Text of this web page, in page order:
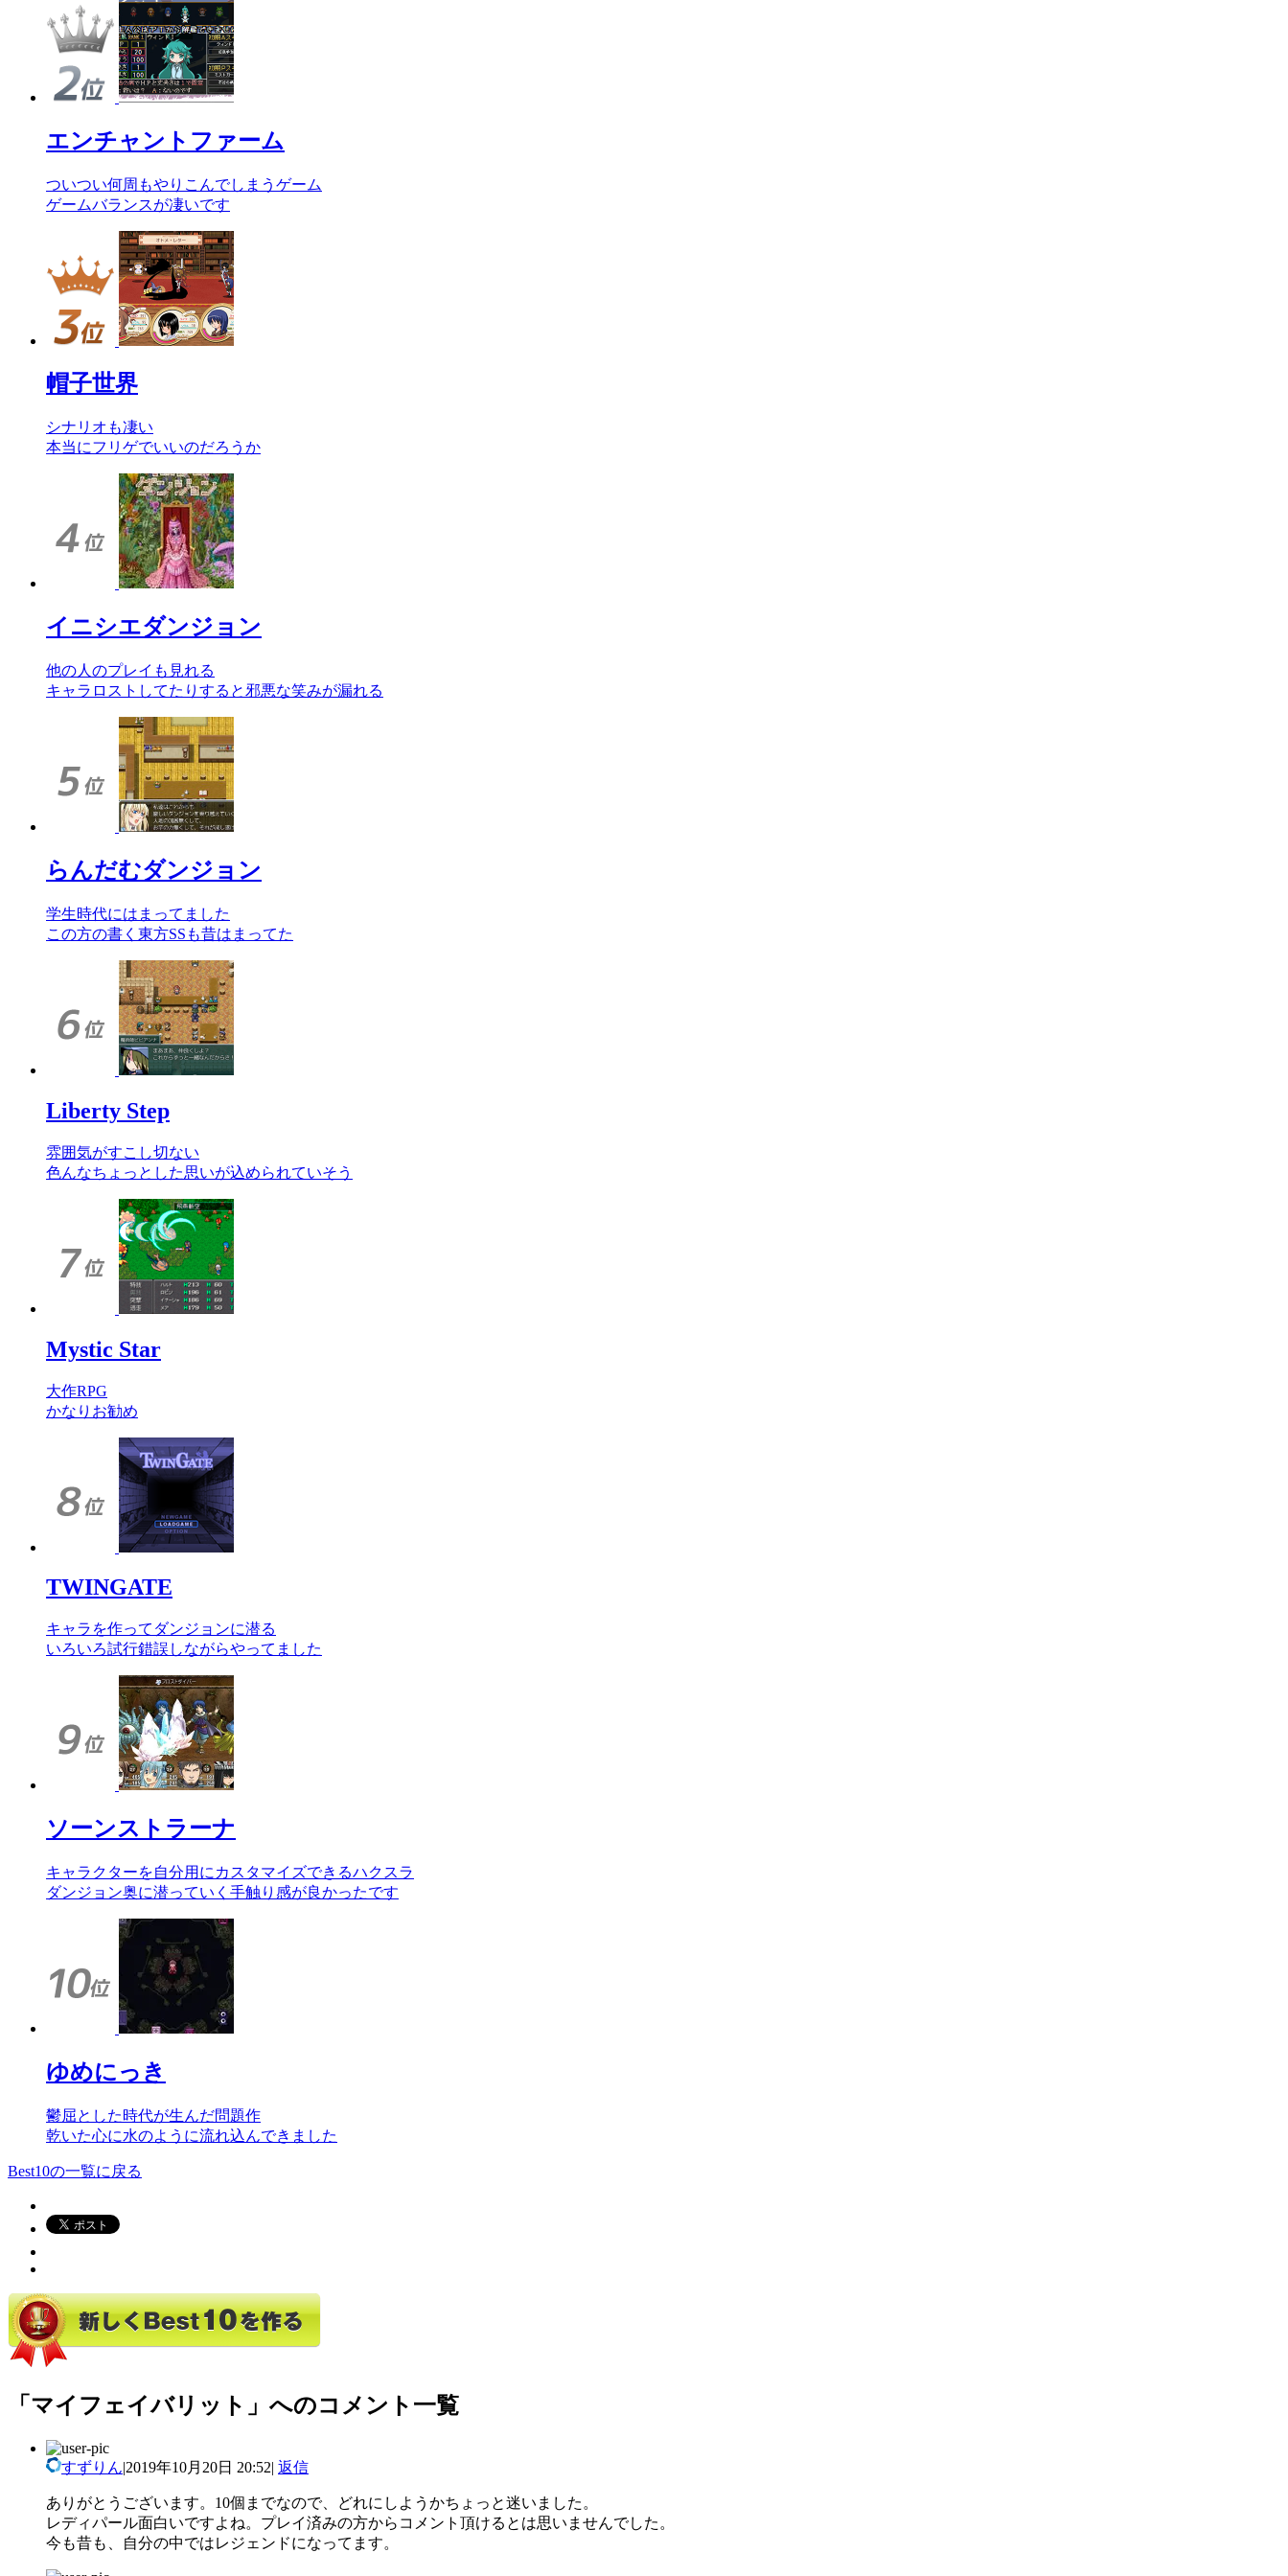
エンチャントファーム
ついつい何周もやりこんでしまうゲーム
ゲームバランスが凄いです
帽子世界
シナリオも凄い
本当にフリゲでいいのだろうか
イニシエダンジョン
他の人のプレイも見れる
キャラロストしてたりすると邪悪な笑みが漏れる
らんだむダンジョン
学生時代にはまってました
この方の書く東方SSも昔はまってた
Liberty Step
雰囲気がすこし切ない
色んなちょっとした思いが込められていそう
Mystic Star
大作RPG
かなりお勧め
TWINGATE
キャラを作ってダンジョンに潜る
いろいろ試行錯誤しながらやってました
ソーンストラーナ
キャラクターを自分用にカスタマイズできるハクスラ
ダンジョン奥に潜っていく手触り感が良かったです
ゆめにっき
鬱屈とした時代が生んだ問題作
乾いた心に水のように流れ込んできました
Best10の一覧に戻る
「マイフェイバリット」へのコメント一覧
すずりん|2019年10月20日 20:52| 返信
ありがとうございます。10個までなので、どれにしようかちょっと迷いました。
レディパール面白いですよね。プレイ済みの方からコメント頂けるとは思いませんでした。
今も昔も、自分の中ではレジェンドになってます。